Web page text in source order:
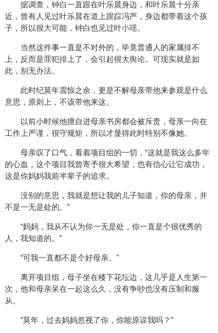
据调查，钟白一直跟在叶乐晨身边，和叶乐晨十分亲
近，曾有人见过叶乐晨在道上跟踪冯严，身边都带着这个孩
子，所以很大可能，钟白也见过叶小瑶。
当然这件事一直是不对外的，毕竟普通人的家属排不
上，反而是罪犯排上了，会引起很大舆论。可现实就是如
此，别无办法。
此时纪莫年震惊之余，更是不解母亲带他来参观是什么
意思，原则上，不该带他来这。
以前小时候他擅自进母亲书房都会被斥责，母亲一向在
工作上严谨，很守规矩，所以才显得此时特别不像她。
母亲叹了口气，看着项目组的一切，“这就是我这么多年
的心血，这个项目我曾寄予很大希望，也有信心让它成功，
这是你妈妈我前半辈子的追求。
没别的意思，我就是想让我的儿子知道，你的母亲，并
不是一无是处的。”
“妈妈，我从不认为你一无是处，你一直是个很优秀的
人，我知道的。”
“可我一直都不是个好母亲。”
离开项目组，母子坐在楼下花坛边，这几乎是人生第一
次，他和母亲呆在一起这么久，没有争吵也没有压制和服
从。
“莫年，过去妈妈忽视了你，你能原谅我吗？”